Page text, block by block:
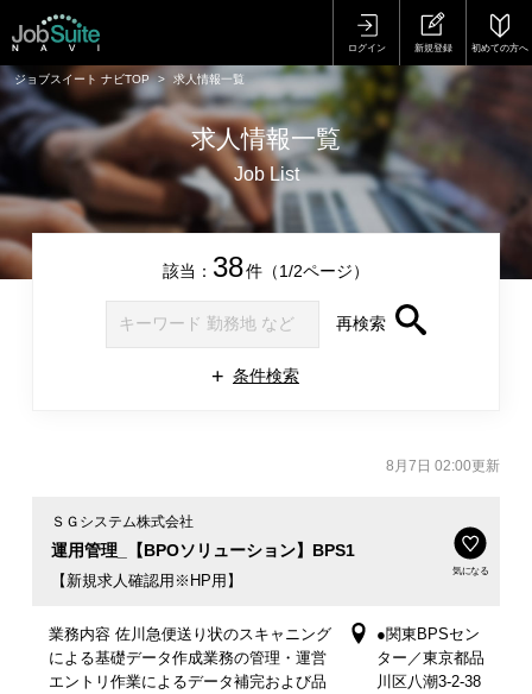
ログイン 新規登録 初めての方へ
ジョブスイート ナビTOP 求人情報一覧
求人情報一覧
Job List
該当： 38件（1/2ページ）
再検索
条件検索
8月7日 02:00更新
運用管理_【BPOソリューション】BPS1
【新規求人確認用※HP用】
ＳＧシステム株式会社
気になる
業務内容 佐川急便送り状のスキャニング
による基礎データ作成業務の管理・運営
エントリ作業によるデータ補完および品
●関東BPSセン
ター／東京都品
川区八潮3-2-38